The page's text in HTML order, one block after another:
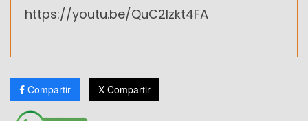
https://youtu.be/QuC2lzkt4FA
Compartir X Compartir